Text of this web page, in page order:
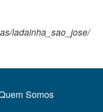
ladainha_sao_jose/
Somos